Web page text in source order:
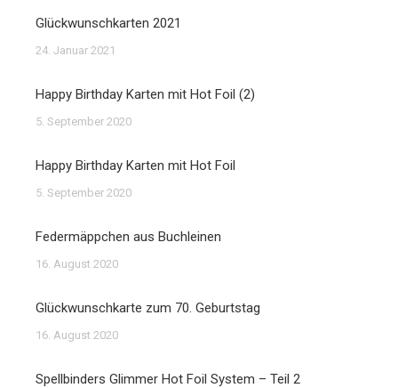
Glückwunschkarten 2021
24. Januar 2021
Happy Birthday Karten mit Hot Foil (2)
5. September 2020
Happy Birthday Karten mit Hot Foil
5. September 2020
Federmäppchen aus Buchleinen
16. August 2020
Glückwunschkarte zum 70. Geburtstag
16. August 2020
Spellbinders Glimmer Hot Foil System – Teil 2